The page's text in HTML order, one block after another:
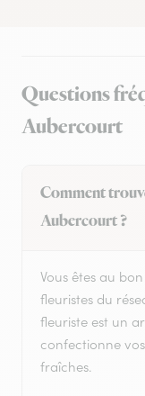
Questions
Aubercourt
Comment
Aubercourt ?
Vous êtes au
fleuristes du
fleuriste est un
confectionne
fraîches.